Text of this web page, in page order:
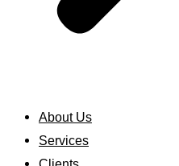
About Us
Services